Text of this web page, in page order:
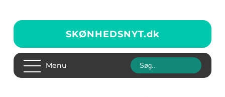
SKØNHEDSNYT.dk
Menu